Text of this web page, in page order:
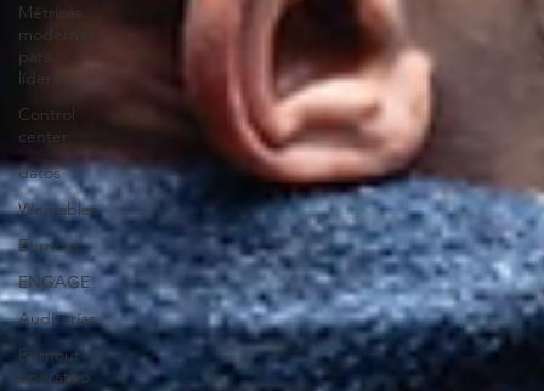
Métricas
modernas
para
líderes
Control
center
datos
Wearables
Burnout
ENGAGE
Auditorías
Burnout
operativo